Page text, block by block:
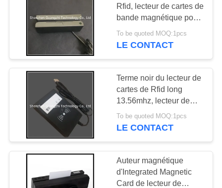
SUJET
NOUS
D'USINE
CONTRÔLE
DE
QUALITÉ
Rfid, lecteur de cartes de
bande magnétique pour
la caisse enregistreuse
de restaurant
To be quoted MOQ:1pcs
LE CONTACT
Terme noir du lecteur de
cartes de Rfid long
13.56mhz, lecteur de
cartes sans contact avec
la sonnerie
To be quoted MOQ:1pcs
LE CONTACT
Auteur magnétique
d'Integrated Magnetic
Card de lecteur de